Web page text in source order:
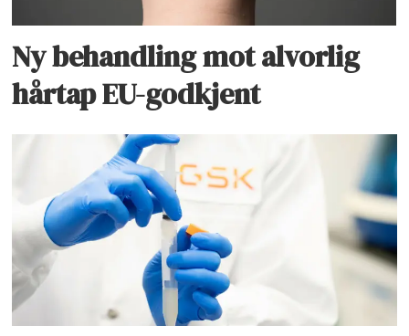
Ny behandling mot alvorlig
hårtap EU-godkjent